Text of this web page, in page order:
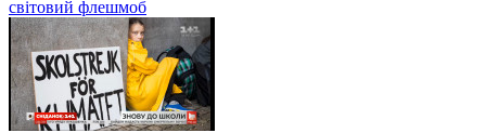
світовий флешмоб